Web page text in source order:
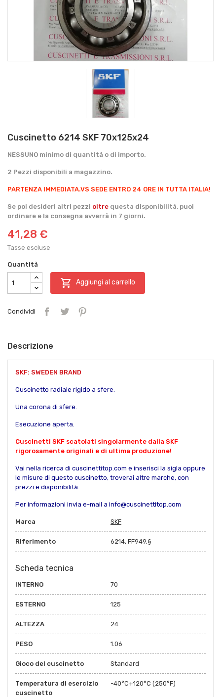
Cuscinetto 6214 SKF 70x125x24
NESSUNO minimo di quantità o di importo.
2 Pezzi disponibili a magazzino.
PARTENZA IMMEDIATA.VS SEDE ENTRO 24 ORE IN TUTTA ITALIA!
Se poi desideri altri pezzi oltre questa disponibilità, puoi
ordinare e la consegna avverrà in 7 giorni.
41,28 €
Tasse escluse
Quantità
 Aggiungi al carrello
Condividi
Descrizione
SKF: SWEDEN BRAND
Cuscinetto radiale rigido a sfere.
Una corona di sfere.
Esecuzione aperta.
Cuscinetti SKF scatolati singolarmente dalla SKF
rigorosamente originali e di ultima produzione!
Vai nella ricerca di cuscinettitop.com e inserisci la sigla oppure
le misure di questo cuscinetto, troverai altre marche, con
prezzi e disponibilità.
Per informazioni invia e-mail a info@cuscinettitop.com
Marca SKF
Riferimento 6214, FF949,§
Scheda tecnica
INTERNO 70
ESTERNO 125
ALTEZZA 24
PESO 1.06
Gioco del cuscinetto Standard
Temperatura di esercizio
cuscinetto
-40°C+120°C (250°F)